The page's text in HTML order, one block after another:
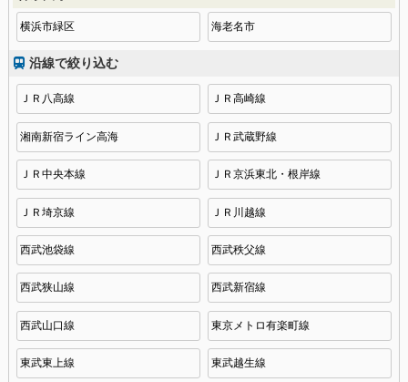
横浜市緑区 海老名市
沿線で絞り込む
ＪＲ八高線 ＪＲ高崎線
湘南新宿ライン高海 ＪＲ武蔵野線
ＪＲ中央本線 ＪＲ京浜東北・根岸線
ＪＲ埼京線 ＪＲ川越線
西武池袋線 西武秩父線
西武狭山線 西武新宿線
西武山口線 東京メトロ有楽町線
東武東上線 東武越生線